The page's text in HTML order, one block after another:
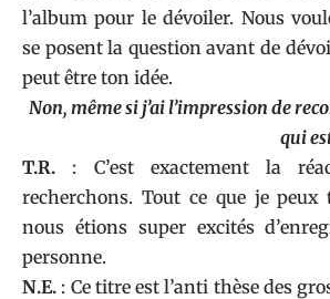
l’album pour le dévoiler. Nous
se posent la question avant de
peut être ton idée.
Non, même si j’ai l’impression de
qui
T.R. : C’est exactement la
recherchons. Tout ce que je peux
nous étions super excités
personne.
N.E. : Ce titre est l’anti thèse des